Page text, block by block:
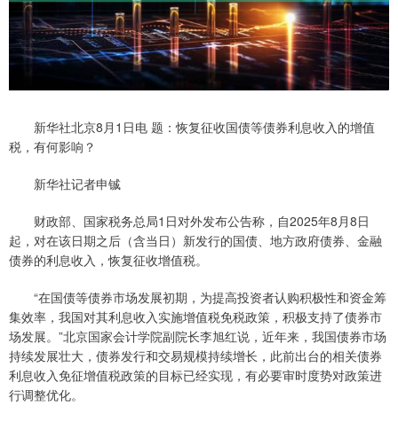
新华社北京8月1日电 题：恢复征收国债等债券利息收入的增值
税，有何影响？
新华社记者申铖
财政部、国家税务总局1日对外发布公告称，自2025年8月8日
起，对在该日期之后（含当日）新发行的国债、地方政府债券、金融
债券的利息收入，恢复征收增值税。
“在国债等债券市场发展初期，为提高投资者认购积极性和资金筹
集效率，我国对其利息收入实施增值税免税政策，积极支持了债券市
场发展。”北京国家会计学院副院长李旭红说，近年来，我国债券市场
持续发展壮大，债券发行和交易规模持续增长，此前出台的相关债券
利息收入免征增值税政策的目标已经实现，有必要审时度势对政策进
行调整优化。